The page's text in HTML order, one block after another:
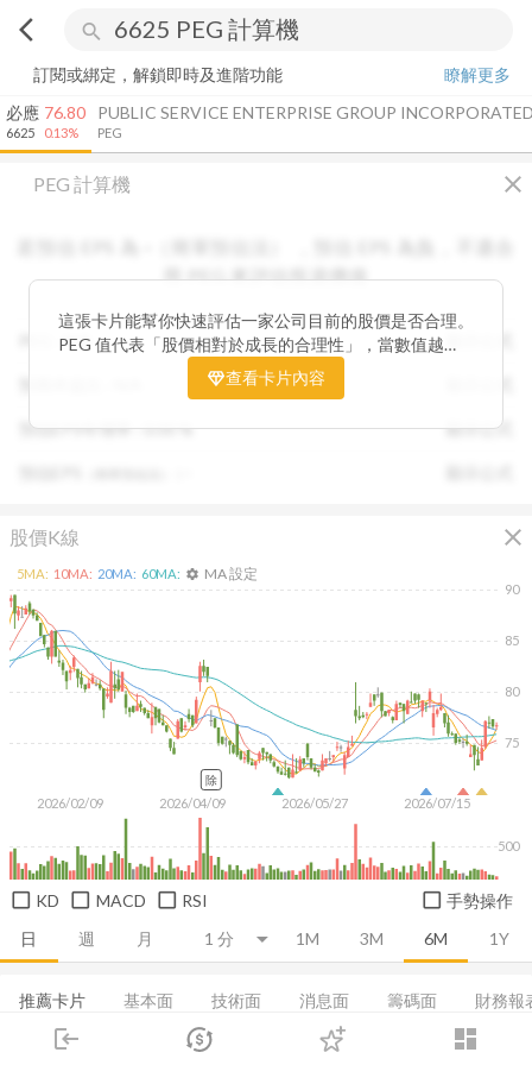
arrow_back_ios search
login dashboard
市場 登入
訂閱或綁定，解鎖即時及進階功能
瞭解更多
必應
6625
76.80
0.13%
PUBLIC SERVICE ENTERPRISE GROUP
PEG
PEG 計算機 close
用 PEG 來評估投資價值
PEG :N/A
預估EPS年增率 :0.00% 顯示公式
這張卡片能幫你快速評估一家公司目前的股價是否合理。
PEG 值代表「股價相對於成長的合理性」，當數值越
低，通常表示股票價格尚未充分反映公司未來的獲利成長
潛力，具備投資吸引力。 卡片同時顯示預估 EPS、年增
查看卡片內容
股價K線 close
日 週 月 1M 3M 6M 1Y
2026/02/09 2026/04/09 2026/05/27 2026/07/15
75
80
85
90
500
5MA: 10MA: 20MA: 60MA: settings MA 設定
除
KD MACD RSI 手勢操作
推薦卡片 基本面 技術面 消息面 籌碼面 財務報
融資融券 董監持股 基本概況